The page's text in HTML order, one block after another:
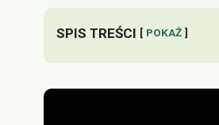
SPIS TREŚCI POKAŻ